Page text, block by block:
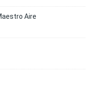
Aire